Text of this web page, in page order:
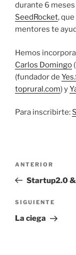
durante 6
SeedRocket,
mentores te
Hemos
Carlos Domingo
(fundador de
toprural.com) y
Para inscribirte:
entradas
Entrada
anterior:
ANTERIOR
Startup2.0
Siguiente
entrada
SIGUIENTE
La ciega